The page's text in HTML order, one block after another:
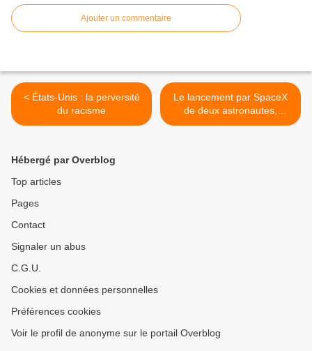
Ajouter un commentaire
< États-Unis : la perversité
du racisme
Le lancement par SpaceX
de deux astronautes,
symbole de la privatisation
Hébergé par Overblog
Top articles
Pages
Contact
Signaler un abus
C.G.U.
Cookies et données personnelles
Préférences cookies
Voir le profil de anonyme sur le portail Overblog